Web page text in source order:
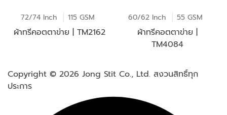
72/74 Inch 115 GSM
ผ้าทรีคอตตาข่าย | TM2162
60/62 Inch 55 GSM
ผ้าทรีคอตตาข่าย |
TM4084
Copyright © 2026 Jong Stit Co., Ltd. สงวนสิทธิ์ทุก
ประการ